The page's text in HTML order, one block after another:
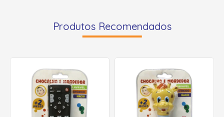
Produtos Recomendados